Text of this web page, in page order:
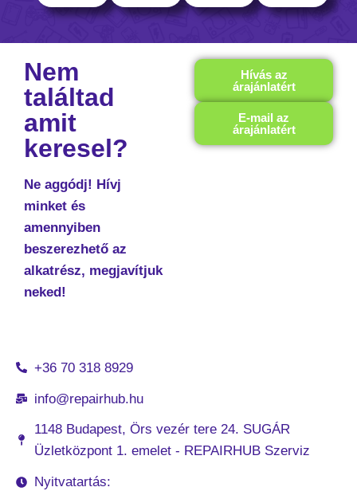
Nem
találtad
amit
keresel?
Ne aggódj! Hívj
minket és
amennyiben
beszerezhető az
alkatrész, megjavítjuk
neked!
Hívás az
árajánlatért
E-mail az
árajánlatért
+36 70 318 8929
info@repairhub.hu
1148 Budapest, Örs vezér tere 24. SUGÁR
Üzletközpont 1. emelet - REPAIRHUB Szerviz
Nyitvatartás: